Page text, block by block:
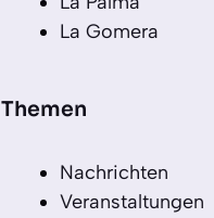
La Gomera
Themen
Nachrichten
Veranstaltungen